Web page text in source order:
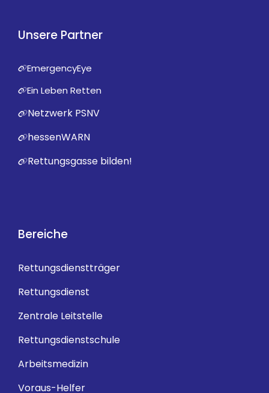
Unsere Partner
EmergencyEye
Ein Leben Retten
Netzwerk PSNV
hessenWARN
Rettungsgasse bilden!
Bereiche
Rettungsdienstträger
Rettungsdienst
Zentrale Leitstelle
Rettungsdienstschule
Arbeitsmedizin
Voraus-Helfer